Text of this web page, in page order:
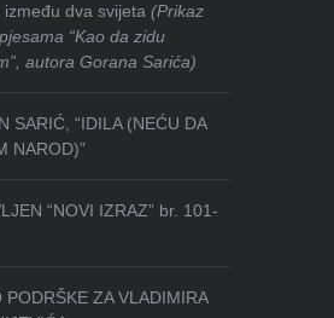
između dva svijeta(Prikaz
“Kao da zidu
autora Gorana Sarića)
SARIĆ, “IDILA (NEĆU DA
NAROD)”
“NOVI IZRAZ” br. 101-
PODRŠKE ZA VLADIMIRA